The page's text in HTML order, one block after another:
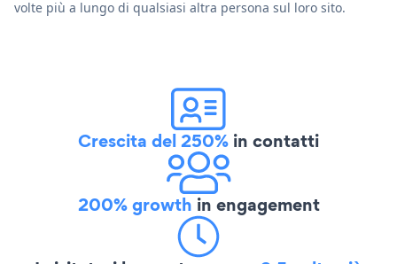
volte più a lungo di qualsiasi altra persona sul loro sito.
Crescita del 250% in contatti
200% growth in engagement